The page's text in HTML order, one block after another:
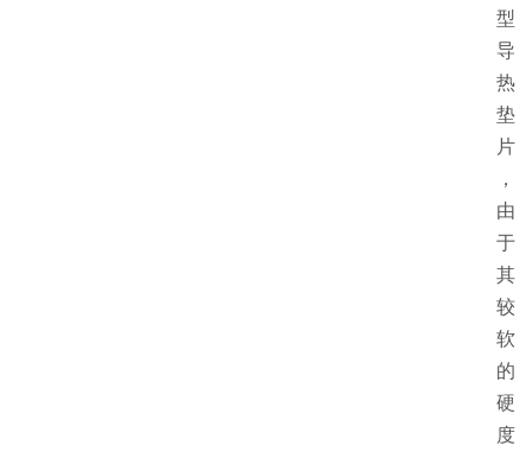
型
导
热
垫
片
，
由
于
其
较
软
的
硬
度